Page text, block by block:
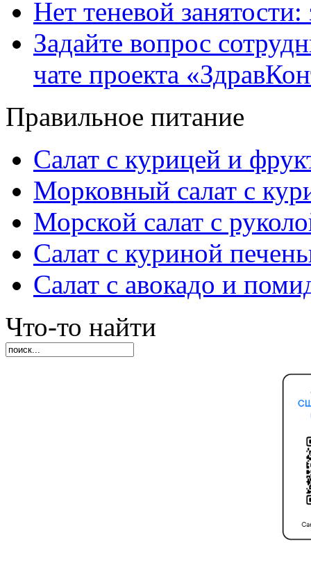
Нет теневой
Задайте вопрос
чате проекта
Правильное питание
Салат с курицей и
Морковный салат с
Морской салат с
Салат с куриной
Салат с авокадо и
Что-то найти